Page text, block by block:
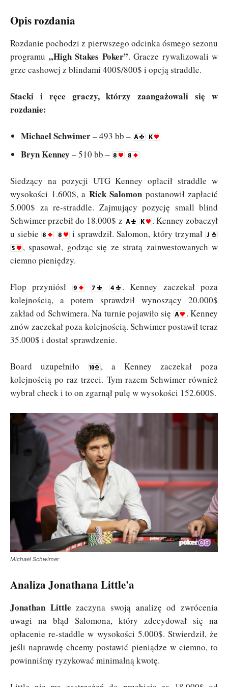
Opis rozdania
Rozdanie pochodzi z pierwszego odcinka ósmego sezonu
programu „High Stakes Poker”. Gracze rywalizowali w
grze cashowej z blindami 400$/800$ i opcją straddle.
Stacki i ręce graczy, którzy zaangażowali się w
rozdanie:
Michael Schwimer– 493 bb –
Bryn Kenney – 510 bb –
Siedzący na pozycji UTG Kenney opłacił straddle w
wysokości 1.600$, a Rick Salomon postanowił zapłacić
5.000$ za re-straddle. Zajmujący pozycję small blind
Schwimer przebił do 18.000$ z
. Kenney zobaczył
u siebie
i sprawdził. Salomon, który trzymał
, spasował, godząc się ze stratą zainwestowanych w
ciemno pieniędzy.
Flop przyniósł
. Kenney zaczekał poza
kolejnością, a potem sprawdził wynoszący 20.000$
zakład od Schwimera. Na turnie pojawiło się
. Kenney
znów zaczekał poza kolejnością. Schwimer postawił teraz
35.000$ i dostał sprawdzenie.
Board uzupełniło
, a Kenney zaczekał poza
kolejnością po raz trzeci. Tym razem Schwimer również
wybrał check i to on zgarnął pulę w wysokości 152.600$.
Michael Schwimer
Analiza Jonathana Little'a
Jonathan Little zaczyna swoją analizę od zwrócenia
uwagi na błąd Salomona, który zdecydował się na
opłacenie re-staddle w wysokości 5.000$. Stwierdził, że
jeśli naprawdę chcemy postawić pieniądze w ciemno, to
powinniśmy ryzykować minimalną kwotę.